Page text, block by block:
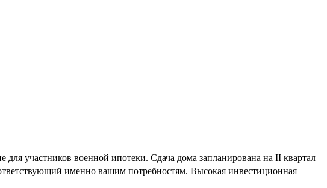
участников военной ипотеки. Сдача дома запланирована на II квартал
именно вашим потребностям. Высокая инвестиционная